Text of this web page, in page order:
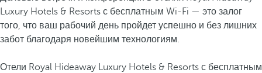
Luxury Hotels & Resorts с бесплатным Wi-Fi — это залог
того, что ваш рабочий день пройдет успешно и без лишних
забот благодаря новейшим технологиям.
Отели Royal Hideaway Luxury Hotels & Resorts с бесплатным